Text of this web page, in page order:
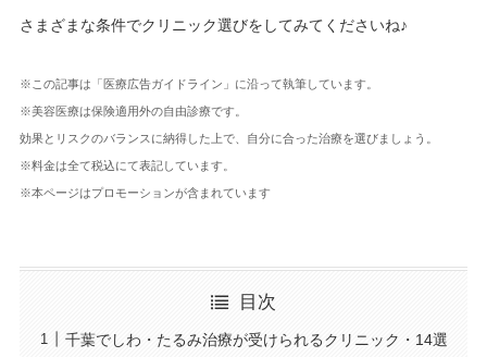
さまざまな条件でクリニック選びをしてみてくださいね♪
※この記事は「医療広告ガイドライン」に沿って執筆しています。
※美容医療は保険適用外の自由診療です。
効果とリスクのバランスに納得した上で、自分に合った治療を選びましょう。
※料金は全て税込にて表記しています。
※本ページはプロモーションが含まれています
目次
千葉でしわ・たるみ治療が受けられるクリニック・14選